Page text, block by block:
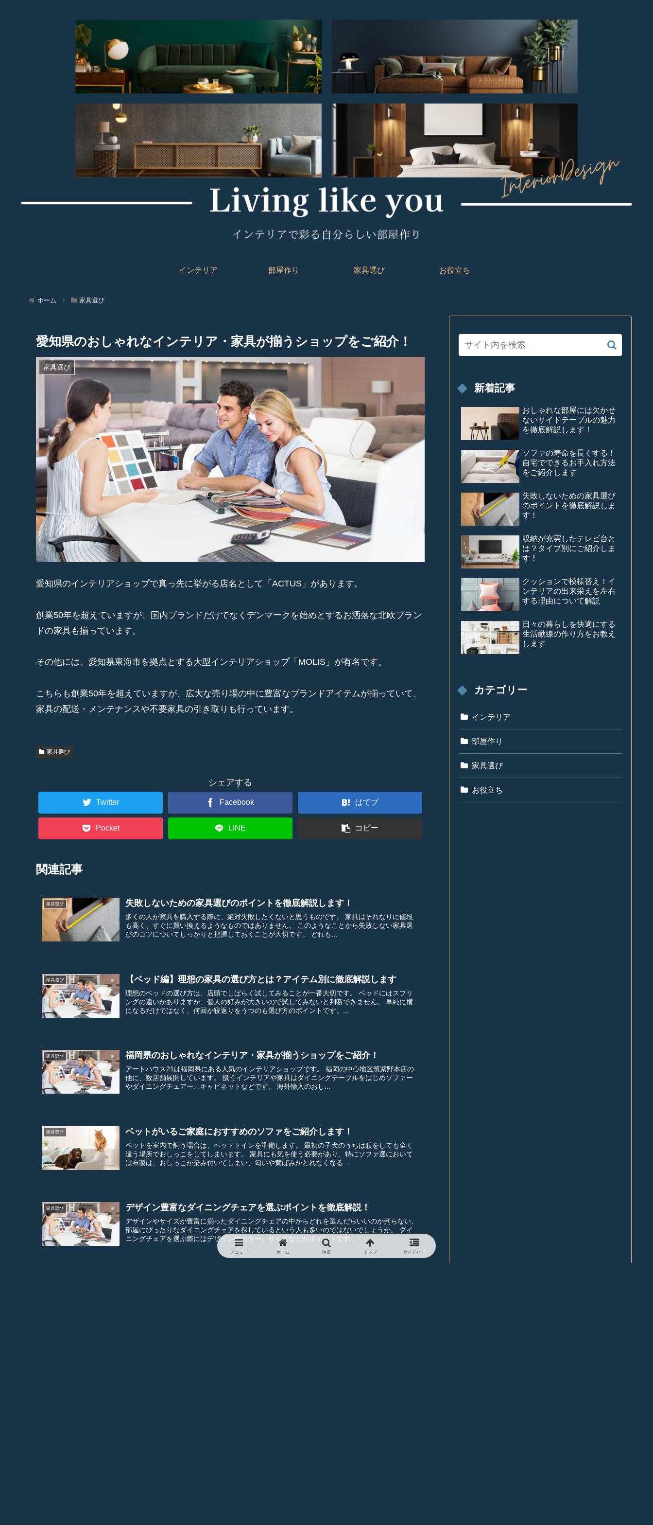
インテリア 部屋作り 家具選び お役立ち
ホーム 家具選び
愛知県のおしゃれなインテリア・家具が揃うショップをご紹介！
家具選び
愛知県のインテリアショップで真っ先に挙がる店名として「ACTUS」があります。
創業50年を超えていますが、国内ブランドだけでなくデンマークを始めとするお洒落な北欧ブラン
ドの家具も揃っています。
その他には、愛知県東海市を拠点とする大型インテリアショップ「MOLIS」が有名です。
こちらも創業50年を超えていますが、広大な売り場の中に豊富なブランドアイテムが揃っていて、
家具の配送・メンテナンスや不要家具の引き取りも行っています。
家具選び
シェアする
Twitter Facebook はてブ
Pocket LINE コピー
関連記事
家具選び 失敗しないための家具選びのポイントを徹底解説します！
多くの人が家具を購入する際に、絶対失敗したくないと思うものです。 家具はそれなりに値段
も高く、すぐに買い換えるようなものではありません。 このようなことから失敗しない家具選
びのコツについてしっかりと把握しておくことが大切です。 どれも...
家具選び 【ベッド編】理想の家具の選び方とは？アイテム別に徹底解説します
理想のベッドの選び方は、店頭でしばらく試してみることが一番大切です。 ベッドにはスプリ
ングの違いがありますが、個人の好みが大きいので試してみないと判断できません。 単純に横
になるだけではなく、何回か寝返りをうつのも選び方のポイントです。...
家具選び 福岡県のおしゃれなインテリア・家具が揃うショップをご紹介！
アートハウス21は福岡県にある人気のインテリアショップです。 福岡の中心地区筑紫野本店の
他に、数店舗展開しています。 扱うインテリアや家具はダイニングテーブルをはじめソファー
やダイニングチェアー、キャビネットなどです。 海外輸入のおし...
家具選び ペットがいるご家庭におすすめのソファをご紹介します！
ペットを室内で飼う場合は、ペットトイレを準備します。 最初の子犬のうちは躾をしても全く
違う場所でおしっこをしてしまいます。 家具にも気を使う必要があり、特にソファ選において
は布製は、おしっこが染み付いてしまい、匂いや黄ばみがとれなくなる...
家具選び デザイン豊富なダイニングチェアを選ぶポイントを徹底解説！
デザインやサイズが豊富に揃ったダイニングチェアの中からどれを選んだらいいのか判らない、
部屋にぴったりなダイニングチェアを探しているという人も多いのではないでしょうか。 ダイ
ニングチェアを選ぶ際にはデザインやカラー、サイズなどがポイントです...
新着記事
おしゃれな部屋には欠かせ
ないサイドテーブルの魅力
を徹底解説します！
ソファの寿命を長くする！
自宅でできるお手入れ方法
をご紹介します
失敗しないための家具選び
のポイントを徹底解説しま
す！
収納が充実したテレビ台と
は？タイプ別にご紹介しま
す！
クッションで模様替え！イ
ンテリアの出来栄えを左右
する理由について解説
日々の暮らしを快適にする
生活動線の作り方をお教え
します
カテゴリー
インテリア
部屋作り
家具選び
お役立ち
メニュー ホーム 検索 トップ サイドバー